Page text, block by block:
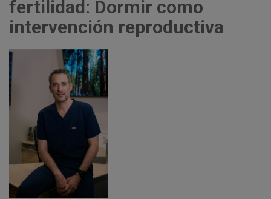
fertilidad: Dormir como
intervención reproductiva